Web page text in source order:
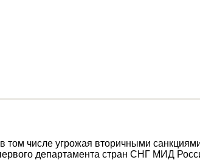
числе угрожая вторичными
департамента стран СНГ МИД